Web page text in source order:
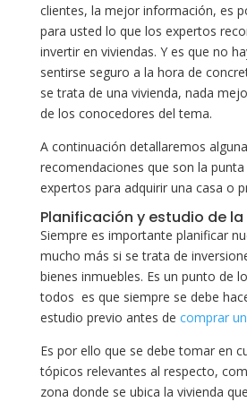
clientes, la mejor información, es
para usted lo que los expertos
invertir en viviendas. Y es que no
sentirse seguro a la hora de
se trata de una vivienda, nada
de los conocedores del tema.
A continuación detallaremos
recomendaciones que son la
expertos para adquirir una casa o
Planificación y estudio de
Siempre es importante planificar
mucho más si se trata de
bienes inmuebles. Es un punto de
todos es que siempre se debe
estudio previo antes de comprar
Es por ello que se debe tomar en
tópicos relevantes al respecto,
zona donde se ubica la vivienda